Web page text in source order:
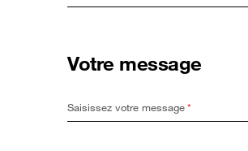
Votre message
Saisissez votre message*